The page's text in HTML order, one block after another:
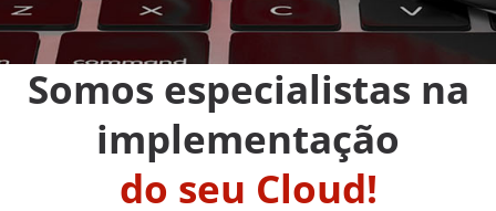
Somos especialistas na
implementação
do seu Cloud!